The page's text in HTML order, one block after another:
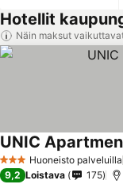
Hotellit
Näin maksut
3 Tähtiluokitus
Huoneisto palveluilla
UNIC
9,2 Loistava 175